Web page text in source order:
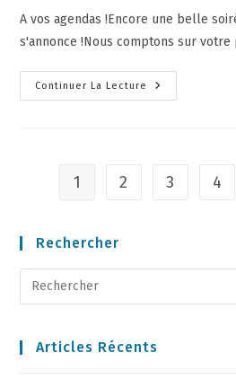
A vos agendas !Encore une belle
s'annonce !Nous comptons sur votre
Continuer La Lecture
1 2 3 4
Rechercher
Articles Récents